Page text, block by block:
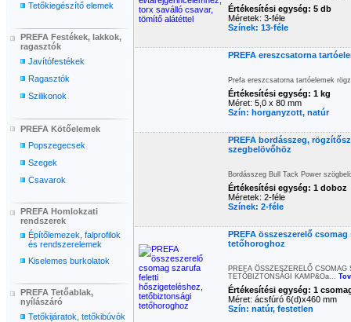
Tetőkiegészítő elemek
PREFA Festékek, lakkok,
ragasztók
Javítófestékek
Ragasztók
Szilikonok
PREFA Kötőelemek
Popszegecsek
Szegek
Csavarok
PREFA Homlokzati
rendszerek
Építőlemezek, falprofilok
és rendszerelemek
Kiselemes burkolatok
PREFA Tetőablak,
nyílászáró
Tetőkijáratok, tetőkibúvók
Értékesítési egység: 5 db
Méretek: 3-féle
Színek: 13-féle
PREFA ereszcsatorna
Prefa ereszcsatorna tartóelemek
Értékesítési egység: 1 kg
Méret: 5,0 x 80 mm
Szín: horganyzott, natúr
PREFA bordásszeg,
szegbelövőhöz
Bordásszeg Bull Tack Power
Értékesítési egység: 1 doboz
Méretek: 2-féle
Színek: 2-féle
PREFA összeszerelő
tetőhoroghoz
PREFA ÖSSZESZERELŐ
TETŐBIZTONSÁGI KAMP&Oa...
Értékesítési egység: 1
Méret: ácsfúró 6(d)x460 mm
Szín: natúr, festetlen